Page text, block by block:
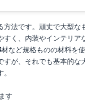
方法です。頑丈で大型な
すく、内装やインテリア
など規格ものの材料を
すが、それでも基本的な
す